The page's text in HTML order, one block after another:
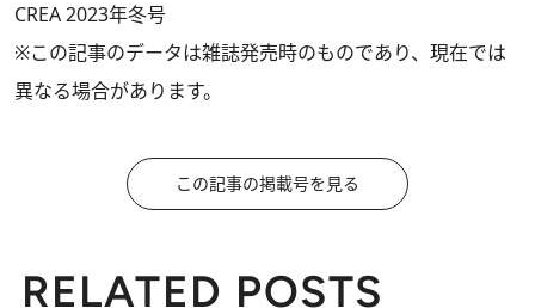
CREA 2023年冬号
※この記事のデータは雑誌発売時のものであり、現在では
異なる場合があります。
この記事の掲載号を見る
RELATED POSTS